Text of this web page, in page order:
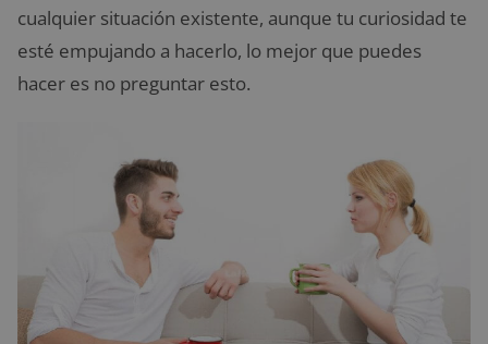
cualquier situación existente, aunque tu curiosidad te
esté empujando a hacerlo, lo mejor que puedes
hacer es no preguntar esto.